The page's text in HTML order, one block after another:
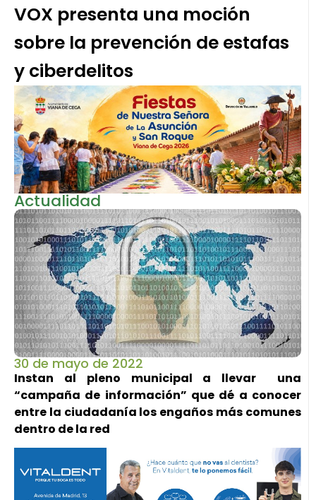
VOX presenta una moción
sobre la prevención de estafas
y ciberdelitos
Actualidad
30 de mayo de 2022
Instan al pleno municipal a llevar una
“campaña de información” que dé a conocer
entre la ciudadanía los engaños más comunes
dentro de la red